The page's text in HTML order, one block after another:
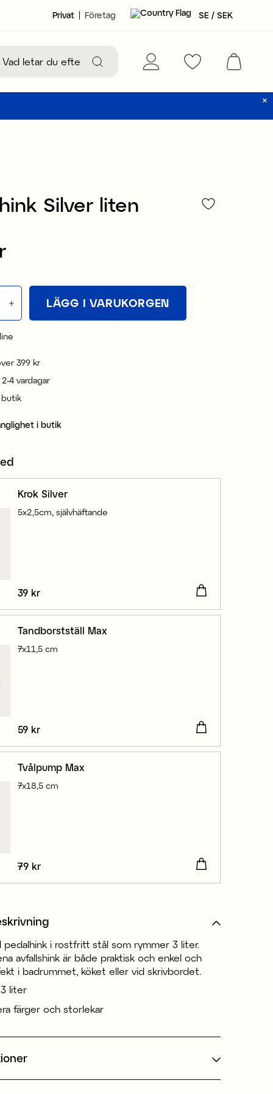
Privat Företag SE / SEK
Silver liten
kr
LÄGG I VARUKORGEN
399 kr
4 vardagar
butik
i butik
Krok Silver
5x2,5cm, självhäftande
Pris:
39 kr
Tandborstställ Max
7x11,5 cm
Pris:
59 kr
Tvålpump Max
7x18,5 cm
Pris:79 kr
79 kr
pedalhink i rostfritt stål som rymmer 3 liter.
avfallshink är både praktisk och enkel och
i badrummet, köket eller vid skrivbordet.
liter
färger och storlekar